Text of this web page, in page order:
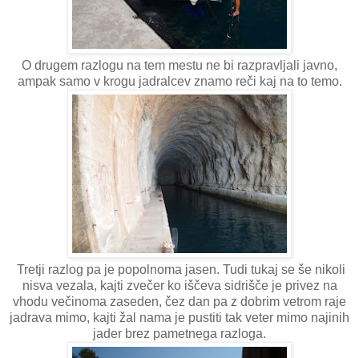
O drugem razlogu na tem mestu ne bi razpravljali javno,
ampak samo v krogu jadralcev znamo reči kaj na to temo.
Tretji razlog pa je popolnoma jasen. Tudi tukaj se še nikoli
nisva vezala, kajti zvečer ko iščeva sidrišče je privez na
vhodu večinoma zaseden, čez dan pa z dobrim vetrom raje
jadrava mimo, kajti žal nama je pustiti tak veter mimo najinih
jader brez pametnega razloga.